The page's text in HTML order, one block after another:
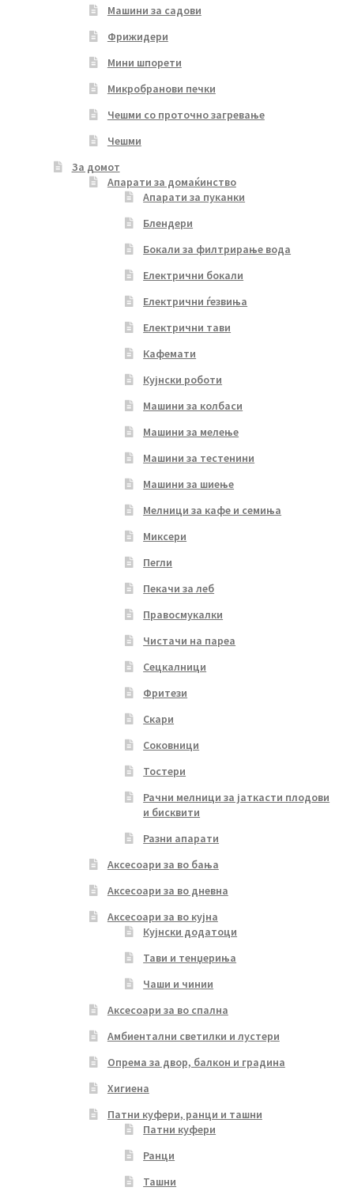
Машини за садови
Фрижидери
Мини шпорети
Микробранови печки
Чешми со проточно загревање
Чешми
За домот
Апарати за домаќинство
Апарати за пуканки
Блендери
Бокали за филтрирање вода
Електрични бокали
Електрични ѓезвиња
Електрични тави
Кафемати
Кујнски роботи
Машини за колбаси
Машини за мелење
Машини за тестенини
Машини за шиење
Мелници за кафе и семиња
Миксери
Пегли
Пекачи за леб
Правосмукалки
Чистачи на пареа
Сецкалници
Фритези
Скари
Соковници
Тостери
Рачни мелници за јаткасти плодови
и бисквити
Разни апарати
Аксесоари за во бања
Аксесоари за во дневна
Аксесоари за во кујна
Кујнски додатоци
Тави и тенџериња
Чаши и чинии
Аксесоари за во спална
Амбиентални светилки и лустери
Опрема за двор, балкон и градина
Хигиена
Патни куфери, ранци и ташни
Патни куфери
Ранци
Ташни